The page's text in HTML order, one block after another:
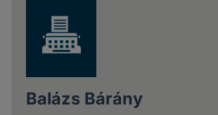
Balázs Bárány